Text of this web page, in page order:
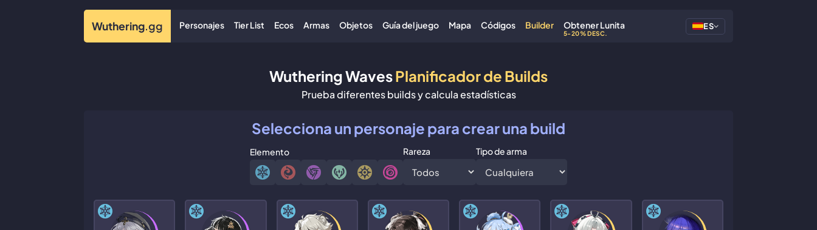
Wuthering.gg Personajes Tier List Ecos Armas Objetos Guía del juego Mapa Códigos Builder Obtener Lunita
5-20% DESC.
ES
Wuthering WavesPlanificador de Builds
Prueba diferentes builds y calcula estadísticas
Selecciona un personaje para crear una build
Elemento Rareza Tipo de arma